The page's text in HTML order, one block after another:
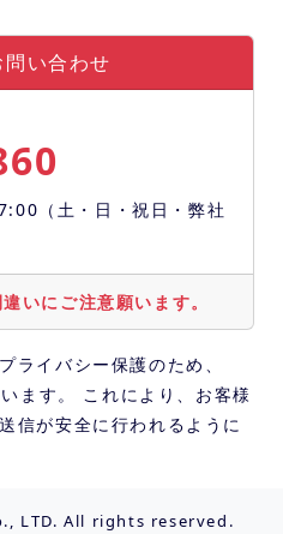
い合わせ
（土・日・祝日・弊社
いにご注意願います。
ライバシー保護のため、
ます。 これにより、お客様
信が安全に行われるように
LTD. All rights reserved.